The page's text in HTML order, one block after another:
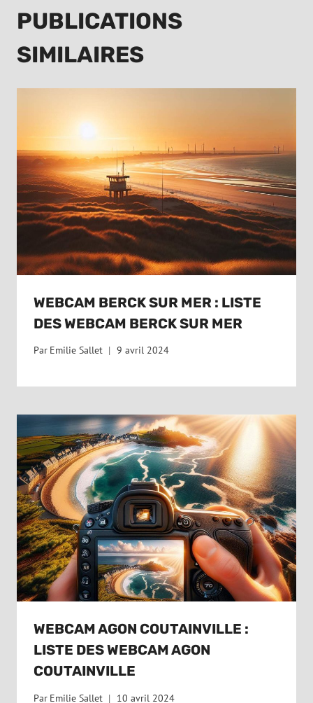
PUBLICATIONS
SIMILAIRES
WEBCAM BERCK SUR MER : LISTE
DES WEBCAM BERCK SUR MER
Par Emilie Sallet 9 avril 2024
WEBCAM AGON COUTAINVILLE :
LISTE DES WEBCAM AGON
COUTAINVILLE
Par Emilie Sallet 10 avril 2024